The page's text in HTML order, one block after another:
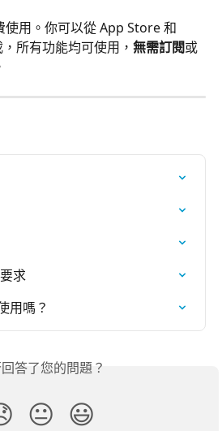
用。你可以從 App Store 和
所有功能均可使用， 無需訂閱或
求
用嗎？
答了您的問題？
😐 😃